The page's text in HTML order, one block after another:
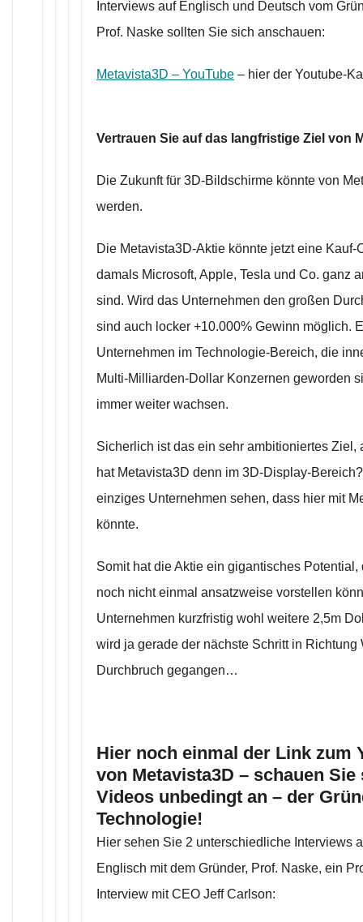
Interviews auf Englisch und Deutsch vom
Prof. Naske sollten Sie sich anschauen:
Metavista3D – YouTube – hier der Youtube-
Vertrauen Sie auf das langfristige Ziel von
Die Zukunft für 3D-Bildschirme könnte von
werden.
Die Metavista3D-Aktie könnte jetzt eine Kauf-
damals Microsoft, Apple, Tesla und Co. ganz
sind. Wird das Unternehmen den großen
sind auch locker +10.000% Gewinn möglich.
Unternehmen im Technologie-Bereich, die
Multi-Milliarden-Dollar Konzernen geworden
immer weiter wachsen.
Sicherlich ist das ein sehr ambitioniertes Ziel,
hat Metavista3D denn im 3D-Display-
einziges Unternehmen sehen, dass hier mit
könnte.
Somit hat die Aktie ein gigantisches
noch nicht einmal ansatzweise vorstellen
Unternehmen kurzfristig wohl weitere 2,5m
wird ja gerade der nächste Schritt in Richtung
Durchbruch gegangen…
Hier noch einmal der Link zum
von Metavista3D – schauen Sie
Videos unbedingt an – der
Technologie!
Hier sehen Sie 2 unterschiedliche Interviews
Englisch mit dem Gründer, Prof. Naske, ein
Interview mit CEO Jeff Carlson: